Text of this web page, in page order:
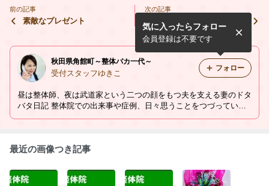
前の記事
素敵なプレゼント
次の記事
寒暖差に気をつけてください
秋田県角館町～整体バカ一代～
受付スタッフゆきこ
昼は整体師、夜は武道家という二つの顔をもつ夫を支える妻のドタ
バタ日記 整体院での出来事や症例、日々思うことをつづっていま
気に入ったらフォロー
会員登録は不要です
フォロー
最近の画像つき記事